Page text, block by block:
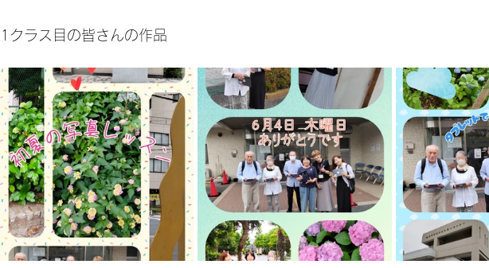
1クラス目の皆さんの作品